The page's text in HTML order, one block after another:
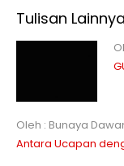
Tulisan Lainnya
Oleh : Bunaya
Antara Ucapan